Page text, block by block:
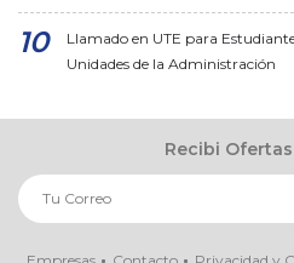
Llamado en UTE para
Unidades de la Administración
Recibi